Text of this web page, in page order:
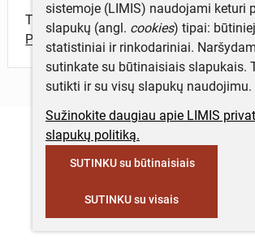
Turite daugiau informacijos apie
Parašykite mums!
sistemoje (LIMIS) naudojami keturi
slapukų (angl. cookies) tipai:
statistiniai ir rinkodariniai.
sutinkate su būtinaisiais slapukais.
sutikti ir su visų slapukų naudojimu.
Sužinokite daugiau apie LIMIS
slapukų politiką.
SUTINKU su būtinaisiais
SUTINKU su visais